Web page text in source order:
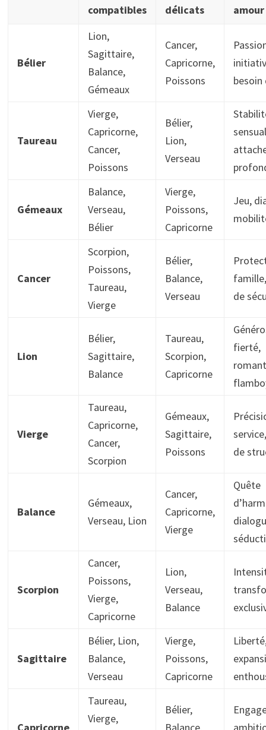
compatibles
délicats
amour
Bélier
Lion,
Sagittaire,
Balance,
Gémeaux
Cancer,
Capricorne,
Poissons
besoin
Taureau
Vierge,
Capricorne,
Cancer,
Poissons
Bélier,
Lion,
Verseau
Gémeaux
Balance,
Verseau,
Bélier
Vierge,
Poissons,
Capricorne
Jeu,
Cancer
Scorpion,
Poissons,
Taureau,
Vierge
Bélier,
Balance,
Verseau
de
Lion
Bélier,
Sagittaire,
Balance
Taureau,
Scorpion,
Capricorne
fierté,
Vierge
Taureau,
Capricorne,
Cancer,
Scorpion
Gémeaux,
Sagittaire,
Poissons
de
Balance
Gémeaux,
Verseau, Lion
Cancer,
Capricorne,
Vierge
Quête
Scorpion
Cancer,
Poissons,
Vierge,
Capricorne
Lion,
Verseau,
Balance
Sagittaire
Bélier, Lion,
Balance,
Verseau
Vierge,
Poissons,
Capricorne
Taureau,
Vierge,
Bélier,